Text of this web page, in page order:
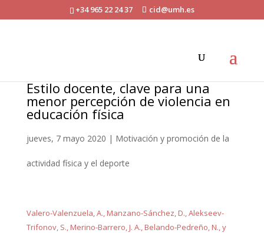
+34 965 22 24 37 cid@umh.es
Estilo docente, clave para una
menor percepción de violencia en
educación física
jueves, 7 mayo 2020 | Motivación y promoción de la
actividad física y el deporte
Valero-Valenzuela, A., Manzano-Sánchez, D., Alekseev-
Trifonov, S., Merino-Barrero, J. A., Belando-Pedreño, N., y